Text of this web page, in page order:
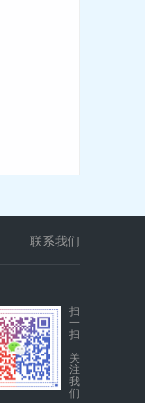
联系我们
扫
一
扫
关
注
我
们